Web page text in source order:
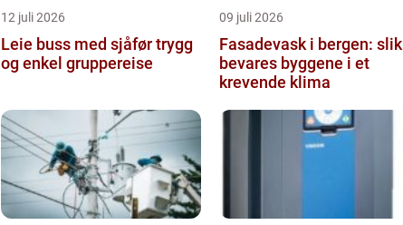
12 juli 2026
Leie buss med sjåfør trygg
og enkel gruppereise
09 juli 2026
Fasadevask i bergen: slik
bevares byggene i et
krevende klima